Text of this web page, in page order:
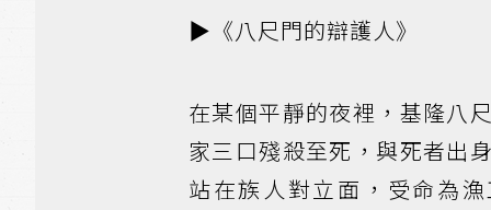
▶️《八尺門的辯護人》
在某個平靜的夜裡，基隆八
家三口殘殺至死，與死者出
站在族人對立面，受命為